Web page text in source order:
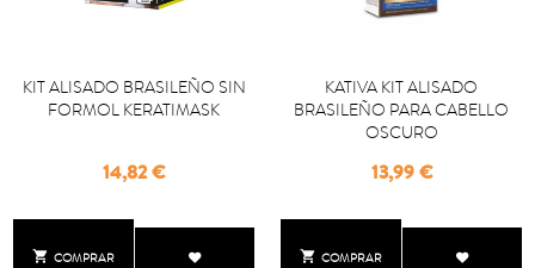
 COMPRAR
KIT ALISADO BRASILEÑO SIN
FORMOL KERATIMASK
Precio
14,82 €
 COMPRAR
KATIVA KIT ALISADO
BRASILEÑO PARA CABELLO
OSCURO
Precio
13,99 €